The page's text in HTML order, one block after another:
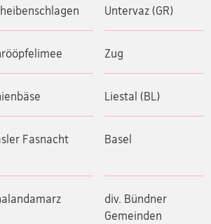
Untervaz (GR)
Zug
Liestal (BL)
Fasnacht Basel
div. Bündner
Gemeinden